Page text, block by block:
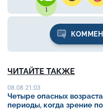
1
ЧИТАЙТЕ ТАКЖЕ
08.08 21:03
Четыре опасных
периоды, когда зрение